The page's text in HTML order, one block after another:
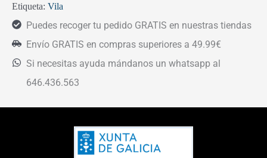
Etiqueta: Vila
Puedes recoger tu pedido GRATIS en nuestras tiendas
Envío GRATIS en compras superiores a 49.99€
Si necesitas ayuda mándanos un whatsapp al
646.436.563